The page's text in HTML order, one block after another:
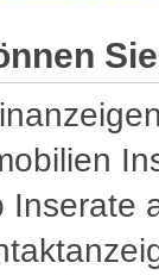
Inserate